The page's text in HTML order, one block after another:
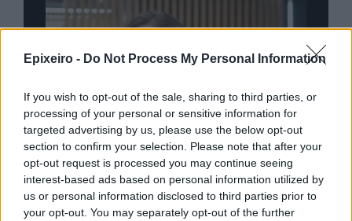
Epixeiro - Do Not Process My Personal Information
If you wish to opt-out of the sale, sharing to third parties, or
processing of your personal or sensitive information for
targeted advertising by us, please use the below opt-out
section to confirm your selection. Please note that after your
opt-out request is processed you may continue seeing
interest-based ads based on personal information utilized by
us or personal information disclosed to third parties prior to
your opt-out. You may separately opt-out of the further